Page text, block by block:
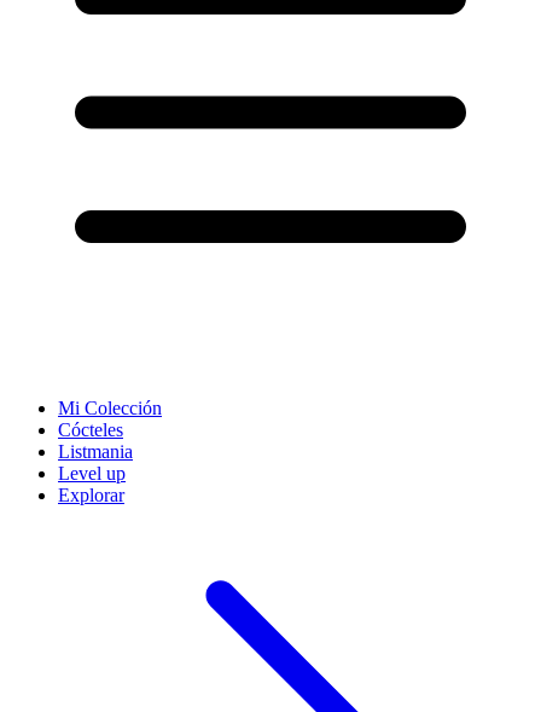
Mi Colección
Cócteles
Listmania
Level up
Explorar